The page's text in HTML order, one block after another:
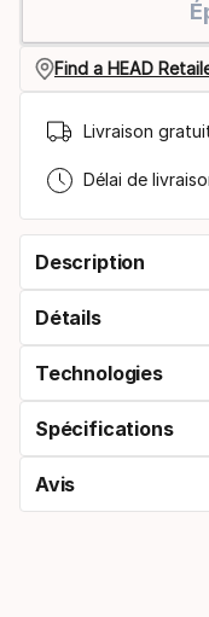
Find a HEAD
Livraison
Délai de
Description
Détails
Technologies
Spécifications
Avis